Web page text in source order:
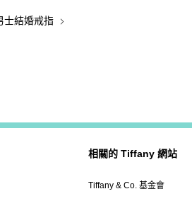
士結婚戒指
相關的 Tiffany 網站
Tiffany & Co. 基金會